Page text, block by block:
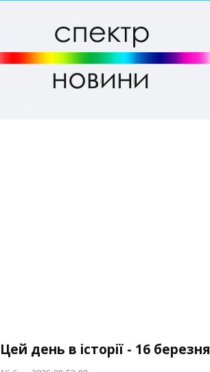
Цей день в історії - 16 березня